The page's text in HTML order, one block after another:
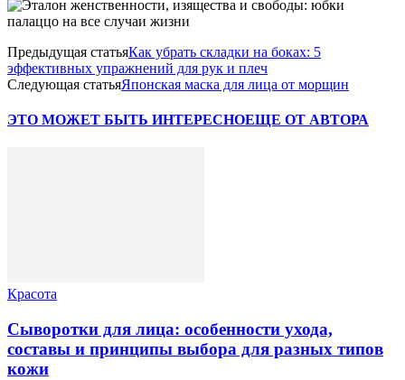
Предыдущая статьяКак убрать складки на боках: 5
эффективных упражнений для рук и плеч
Следующая статьяЯпонская маска для лица от морщин
ЭТО МОЖЕТ БЫТЬ ИНТЕРЕСНОЕЩЕ ОТ АВТОРА
Красота
Сыворотки для лица: особенности ухода,
составы и принципы выбора для разных типов
кожи